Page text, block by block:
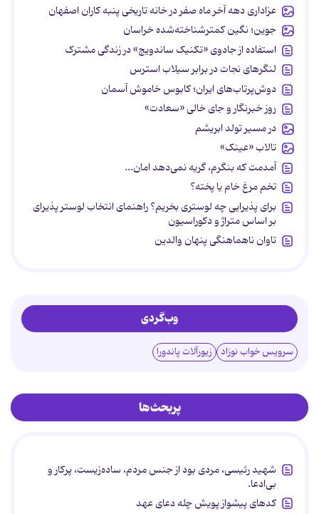
عزاداری دهه آخر ماه صفر در خانه تاریخی پنبه کاران اصفهان
جوین؛ نگین کمترشناخته‌شده خراسان
استفاده از جادوی «تکنیک ساندویچ» در زندگی مشترک
لنگرهای نجات در برابر سیلاب استرس
دوش‌پرتاب‌های ایران؛ کابوس خاموش آسمان
روز خبرنگار و جای خالی «سعادت»
در مسیر تولد ابریشم
تالاب «عینک»
آمدمت که بنگرم، گریه نمی‌دهد امان...
تخم مرغ خام یا پخته؟
برای پذیرایی چه لوستری بخریم؟ راهنمای انتخاب لوستر پذیرای
بر اساس متراژ و دکوراسیون
تاوان ناهماهنگی پنهان والدین
وب‌گردی
سرویس خواب نوزاد زیورآلات پاندورا
پربحث‌ها
شهید رئیسی، مردی بود از جنس مردم، ساده‌زیست، پرکار و
بی‌ادعا.
کدهای پیشواز پویش چله دعای عهد